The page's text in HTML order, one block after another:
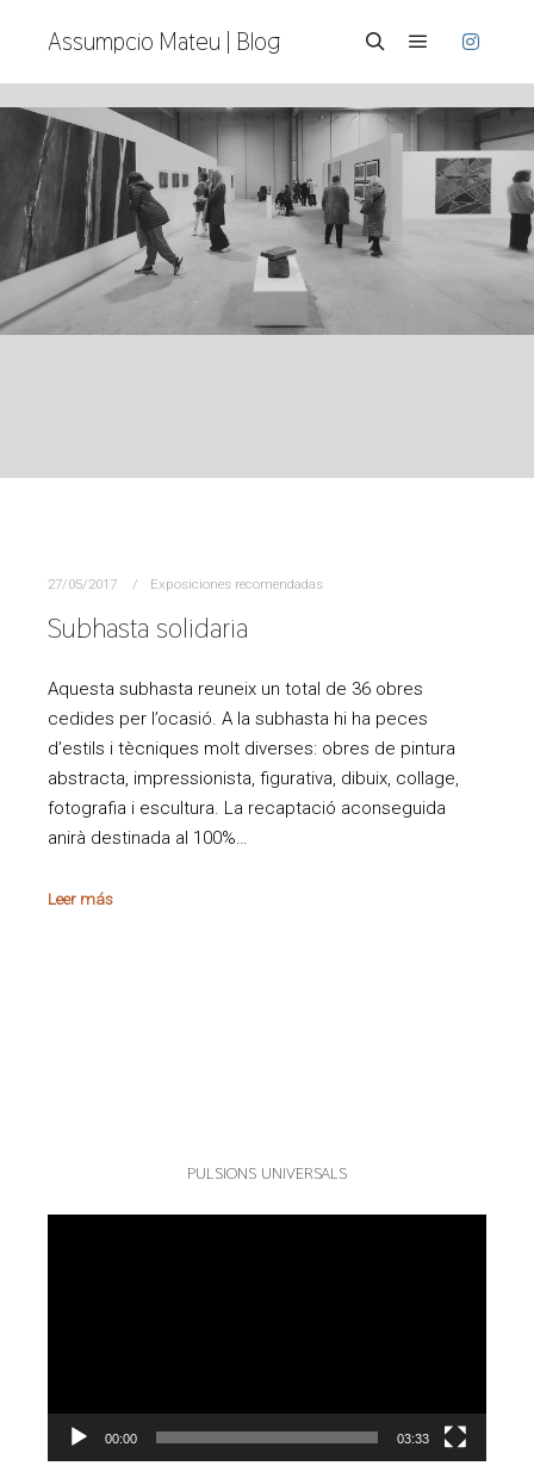
Assumpcio Mateu | Blog
Archivo de la etiqueta: subhasta
27/05/2017 Exposiciones recomendadas
Subhasta solidaria
Aquesta subhasta reuneix un total de 36 obres
cedides per l’ocasió. A la subhasta hi ha peces
d’estils i tècniques molt diverses: obres de pintura
abstracta, impressionista, figurativa, dibuix, collage,
fotografia i escultura. La recaptació aconseguida
anirà destinada al 100%…
Leer más
PULSIONS UNIVERSALS
00:00 03:33